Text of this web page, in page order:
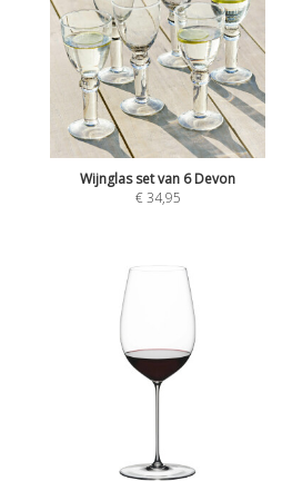
Wijnglas set van 6 Devon
€34,95